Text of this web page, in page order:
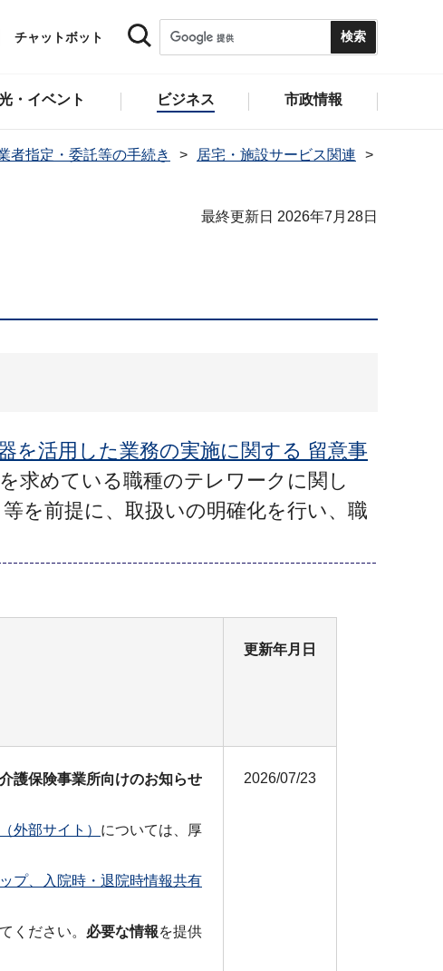
チャットボット
・イベント ビジネス 市政情報
者指定・委託等の手続き
居宅・施設サービス関連
最終更新日 2026年7月28日
を活用した業務の実施に関する 留意事
求めている職種のテレワークに関し
を前提に、取扱いの明確化を行い、職
更新年月日
介護保険事業所向けのお知らせ
外部サイト） については、厚
プ、入院時・退院時情報共有
ください。 必要な情報を提供
2026/07/23